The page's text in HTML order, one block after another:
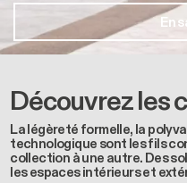
En
Découvrez les
La légèreté formelle, la
technologique sont les fils
collection à une autre. Des
les espaces intérieurs et